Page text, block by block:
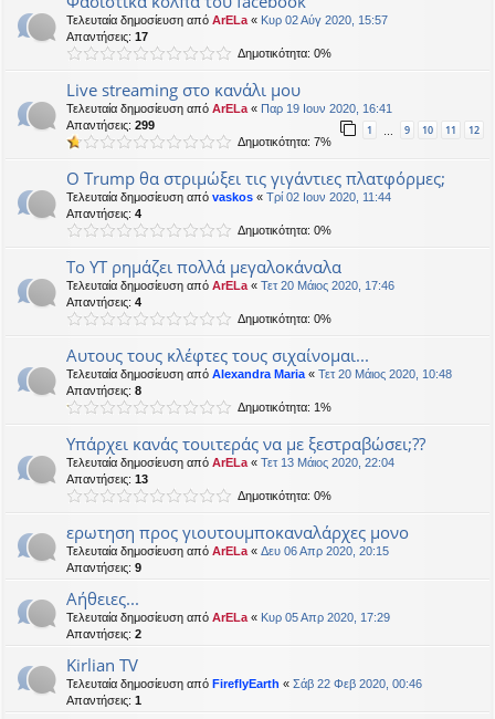
Τελευταία δημοσίευση από ArELa « Κυρ 02 Αύγ 2020, 15:57
Απαντήσεις: 17
Δημοτικότητα: 0%
Live streaming στο κανάλι μου
Τελευταία δημοσίευση από ArELa « Παρ 19 Ιουν 2020, 16:41
Απαντήσεις: 299 1 … 9 10 11 12
Δημοτικότητα: 7%
O Trump θα στριμώξει τις γιγάντιες πλατφόρμες;
Τελευταία δημοσίευση από vaskos « Τρί 02 Ιουν 2020, 11:44
Απαντήσεις: 4
Δημοτικότητα: 0%
Το ΥΤ ρημάζει πολλά μεγαλοκάναλα
Τελευταία δημοσίευση από ArELa « Τετ 20 Μάιος 2020, 17:46
Απαντήσεις: 4
Δημοτικότητα: 0%
Αυτους τους κλέφτες τους σιχαίνομαι...
Τελευταία δημοσίευση από Alexandra Maria « Τετ 20 Μάιος 2020, 10:48
Απαντήσεις: 8
Δημοτικότητα: 1%
Υπάρχει κανάς τουιτεράς να με ξεστραβώσει;??
Τελευταία δημοσίευση από ArELa « Τετ 13 Μάιος 2020, 22:04
Απαντήσεις: 13
Δημοτικότητα: 0%
ερωτηση προς γιουτουμποκαναλάρχες μονο
Τελευταία δημοσίευση από ArELa « Δευ 06 Απρ 2020, 20:15
Απαντήσεις: 9
Αήθειες...
Τελευταία δημοσίευση από ArELa « Κυρ 05 Απρ 2020, 17:29
Απαντήσεις: 2
Kirlian TV
Τελευταία δημοσίευση από FireflyEarth « Σάβ 22 Φεβ 2020, 00:46
Απαντήσεις: 1